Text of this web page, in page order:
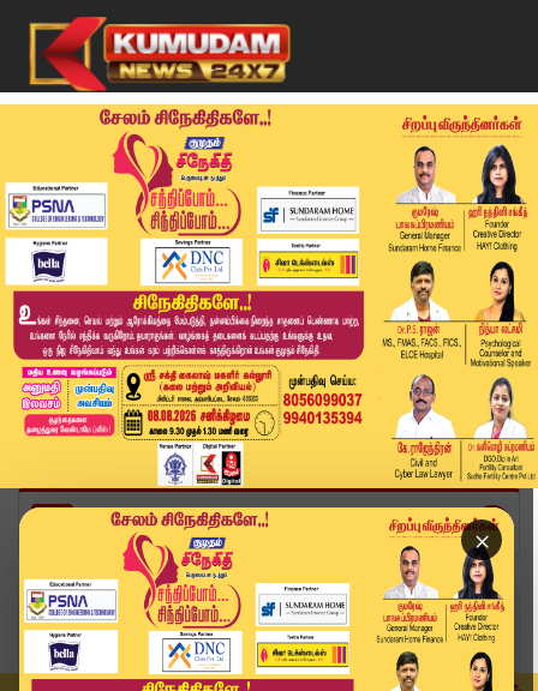
×
Home
வீடியோ ஸ்டோரி
உள்ளே இருந்த 242 அப்பாவி உயிர்களின் நிலை? ஏர் இ...